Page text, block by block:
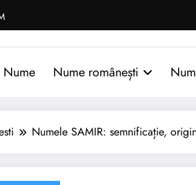
Nume Nume românești
Numele SAMIR: semnificație,